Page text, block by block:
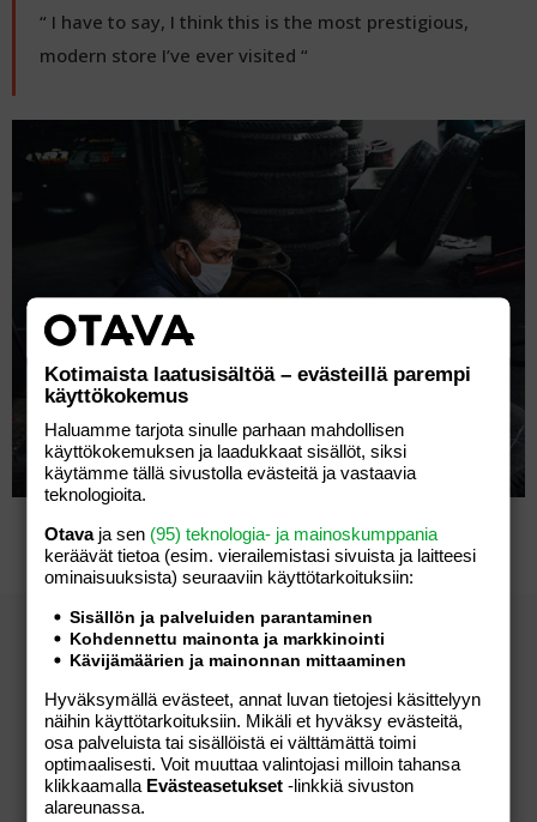
“ I have to say, I think this is the most prestigious,
modern store I’ve ever visited “
FREE DELIVERY
APAR offers free shipping on auto parts orders over $99
Kotimaista laatusisältöä – evästeillä parempi
käyttökokemus
Haluamme tarjota sinulle parhaan mahdollisen
käyttökokemuksen ja laadukkaat sisällöt, siksi
käytämme tällä sivustolla evästeitä ja vastaavia
teknologioita.
Otava ja sen (95) teknologia- ja mainoskumppania
keräävät tietoa (esim. vierailemis­tasi sivuista ja laitteesi
ominaisuuk­sista) seuraaviin käyttötarkoituksiin:
Sisällön ja palveluiden parantaminen
Kohdennettu mainonta ja markkinointi
Kävijämäärien ja mainonnan mittaaminen
Hyväksymällä evästeet, annat luvan tietojesi käsittelyyn
näihin käyttötarkoituksiin. Mikäli et hyväksy evästeitä,
osa palveluista tai sisällöistä ei välttämättä toimi
optimaalisesti. Voit muuttaa valintojasi milloin tahansa
klikkaamalla Evästeasetukset -linkkiä sivuston
alareunassa.